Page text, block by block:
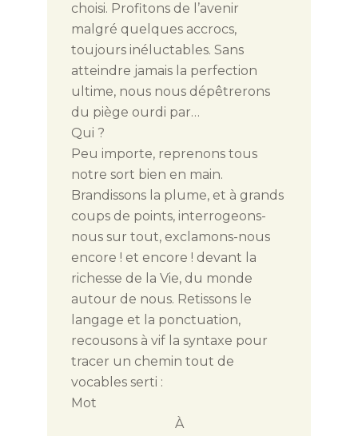
choisi. Profitons de l’avenir
malgré quelques accrocs,
toujours inéluctables. Sans
atteindre jamais la perfection
ultime, nous nous dépêtrerons
du piège ourdi par…
Qui ?
Peu importe, reprenons tous
notre sort bien en main.
Brandissons la plume, et à grands
coups de points, interrogeons-
nous sur tout, exclamons-nous
encore ! et encore ! devant la
richesse de la Vie, du monde
autour de nous. Retissons le
langage et la ponctuation,
recousons à vif la syntaxe pour
tracer un chemin tout de
vocables serti :
Mot
À